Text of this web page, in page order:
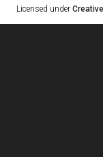
Licensed under